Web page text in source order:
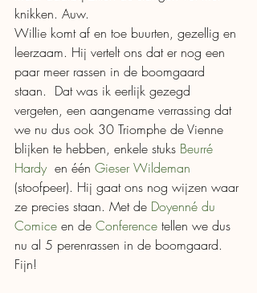
knikken. Auw.
Willie komt af en toe buurten, gezellig en
leerzaam. Hij vertelt ons dat er nog een
paar meer rassen in de boomgaard
staan.  Dat was ik eerlijk gezegd
vergeten, een aangename verrassing dat
we nu dus ook 30 Triomphe de Vienne
blijken te hebben, enkele stuks Beurré
Hardy
  en één
Gieser Wildeman
(stoofpeer). Hij gaat ons nog wijzen waar
ze precies staan. Met de Doyenné du
Comice en de Conference tellen we dus
nu al 5 perenrassen in de boomgaard.
Fijn!